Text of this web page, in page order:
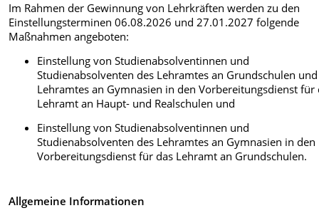
Im Rahmen der Gewinnung von Lehrkräften werden zu den
Einstellungsterminen 06.08.2026 und 27.01.2027folgende
Maßnahmen angeboten:
Einstellung von Studienabsolventinnen und
Studienabsolventen des Lehramtes an Grundschulen
Lehramtes an Gymnasien in den Vorbereitungsdienst für
Lehramt an Haupt- und Realschulen und
Einstellung von Studienabsolventinnen und
Studienabsolventen des Lehramtes an Gymnasien in den
Vorbereitungsdienst für das Lehramt an Grundschulen.
Allgemeine Informationen